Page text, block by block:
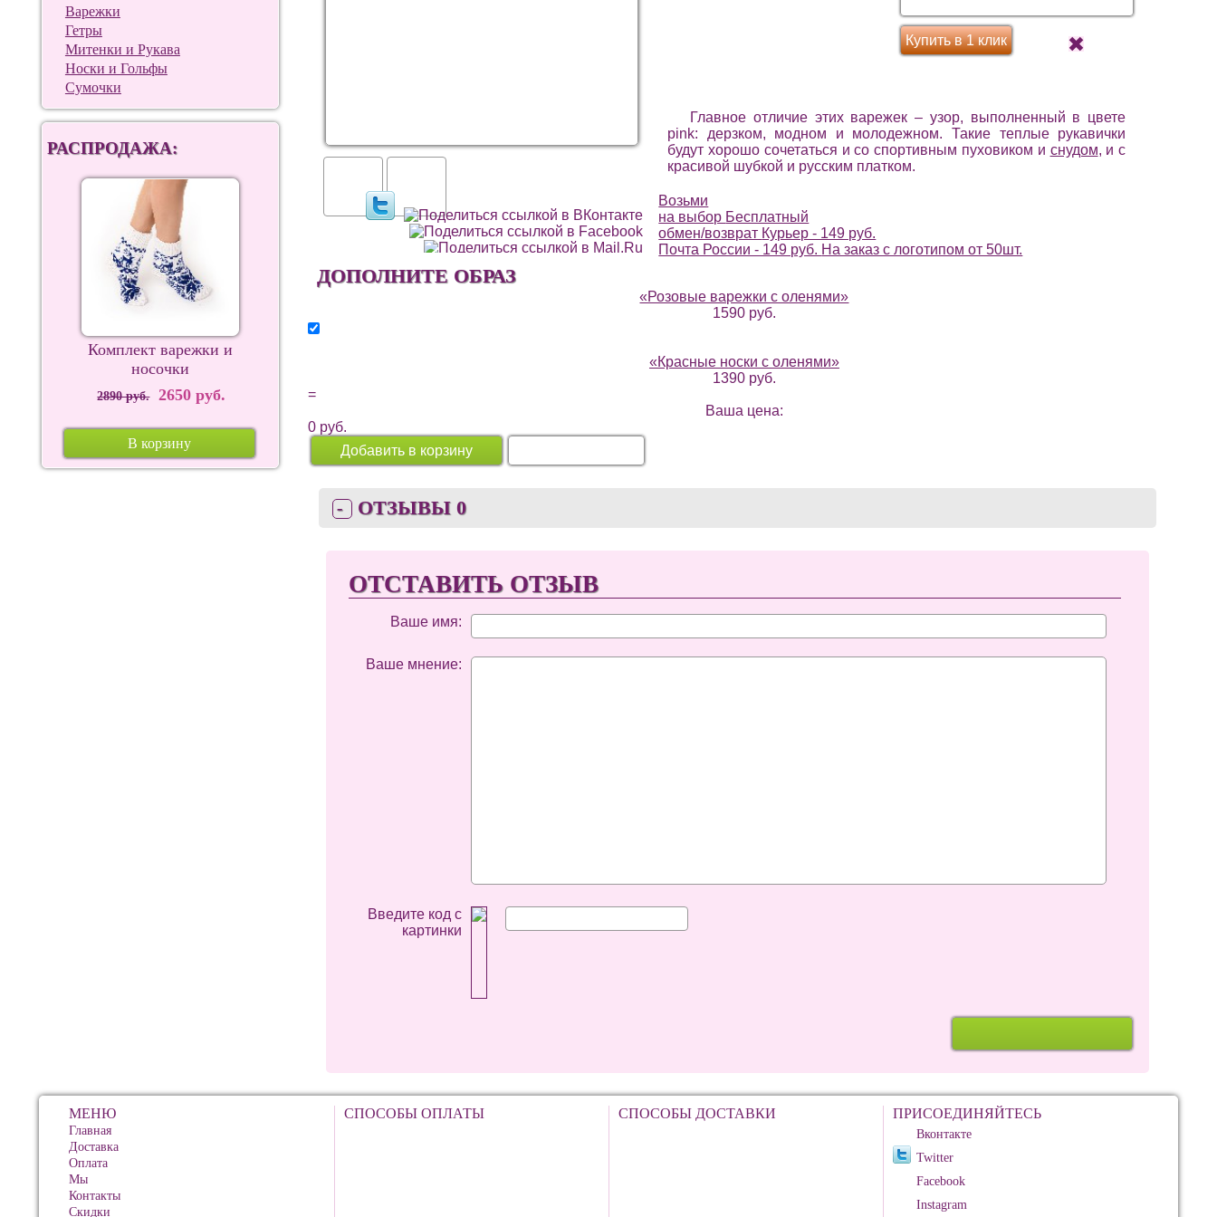
Варежки
Гетры
Митенки и Рукава
Носки и Гольфы
Сумочки
РАСПРОДАЖА:
Комплект варежки и
носочки
2890 руб.2650 руб.
В корзину
Купить в 1 клик
Главное отличие этих варежек – узор, выполненный в цвете
pink: дерзком, модном и молодежном. Такие теплые рукавички
будут хорошо сочетаться и со спортивным пуховиком и снудом, и с
красивой шубкой и русским платком.
Возьми
на выбор Бесплатный
обмен/возврат Курьер - 149 руб.
Почта России - 149 руб. На заказ с логотипом от 50шт.
ДОПОЛНИТЕ ОБРАЗ
«Розовые варежки с оленями»
1590 руб.
«Красные носки с оленями»
1390 руб.
=
Ваша цена:
0 руб.
Добавить в корзину
ОТЗЫВЫ0
ОТСТАВИТЬ ОТЗЫВ
Ваше имя:
Ваше мнение:
Введите код с
картинки
МЕНЮ СПОСОБЫ ОПЛАТЫ СПОСОБЫ ДОСТАВКИ ПРИСОЕДИНЯЙТЕСЬ
Главная
Доставка
Оплата
Мы
Контакты
Скидки
Вконтакте
Twitter
Facebook
Instagram